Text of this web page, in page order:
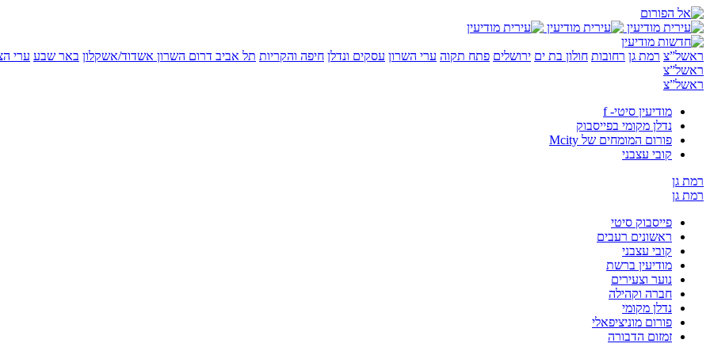
ראשל”צ רמת גן רחובות חולון בת ים ירושלים פתח תקוה ערי השרון עסקים ונדלן חיפה והקריות תל אביב דרום השרון אשדוד/אשקלון באר שבע ערי
ראשל”צ
ראשל”צ
מודיעין סיטי- f
נדלן מקומי בפייסבוק
פורום המומחים של Mcity
קובי עצבני
רמת גן
רמת גן
פייסבוק סיטי
ראשונים רעבים
קובי עצבני
מודיעין ברשת
נוער וצעירים
חברה וקהילה
נדלן מקומי
פורום מוניציפאלי
זמזום הדבורה